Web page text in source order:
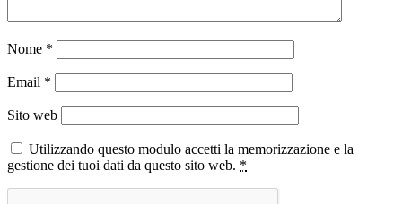
Nome *
Email *
Sito web
Utilizzando questo modulo accetti la memorizzazione e la
gestione dei tuoi dati da questo sito web. *